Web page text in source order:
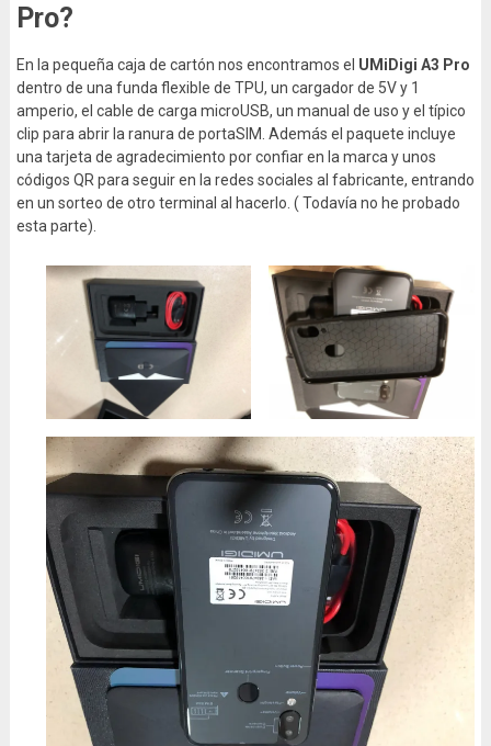
Pro?
En la pequeña caja de cartón nos encontramos el UMiDigi A3 Pro
dentro de una funda flexible de TPU, un cargador de 5V y 1
amperio, el cable de carga microUSB, un manual de uso y el típico
clip para abrir la ranura de portaSIM. Además el paquete incluye
una tarjeta de agradecimiento por confiar en la marca y unos
códigos QR para seguir en la redes sociales al fabricante, entrando
en un sorteo de otro terminal al hacerlo. ( Todavía no he probado
esta parte).